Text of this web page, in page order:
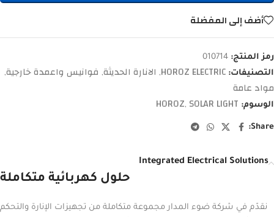
أضف إلى المفضلة
رمز المنتج: 010714
التصنيفات: HOROZ ELECTRIC
, الانارة الحديثة, فوانيس واعمدة خارجية,
مواد عامة
الوسوم: HOROZ, SOLAR LIGHT
Share:
Integrated Electrical Solutions
حلول كهربائية متكاملة
نقدّم في شركة ضوء المدار مجموعة متكاملة من تجهيزات الإنارة والتحكم